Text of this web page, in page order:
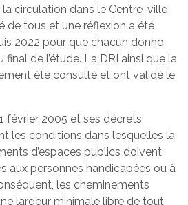
circulation dans le Centre-ville
de tous et une réflexion a été
2022 pour que chacun donne
de l’étude. La DRI ainsi que la
été consulté et ont validé le
février 2005 et ses décrets
les conditions dans lesquelles la
d’espaces publics doivent
aux personnes handicapées ou à
les cheminements
largeur minimale libre de tout